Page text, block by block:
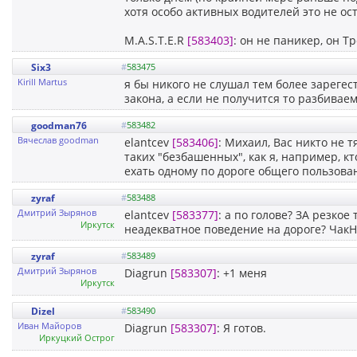
хотя особо активных водителей это не
M.A.S.T.E.R [583403]: он не паникер, он
Six3 #583475
Kirill Martus
я бы никого не слушал тем более
закона, а если не получится то
goodman76 #583482
Вячеслав goodman
elantcev [583406]: Михаил, Вас никто не
таких "безбашенных", как я, например,
ехать одному по дороге общего
zyraf #583488
Дмитрий Зырянов
Иркутск
elantcev [583377]: а по голове? ЗА
неадекватное поведение на дороге?
zyraf #583489
Дмитрий Зырянов
Иркутск
Diagrun [583307]: +1 меня
Dizel #583490
Иван Майоров
Иркуцкий Острог
Diagrun [583307]: Я готов.